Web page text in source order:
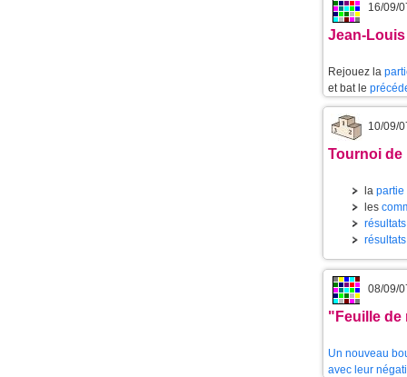
16/09/
Jean-
Rejouez la
et bat le
10/09/
Tournoi de
la partie
les
08/09/
"Feuille de
Un nouveau
avec leur